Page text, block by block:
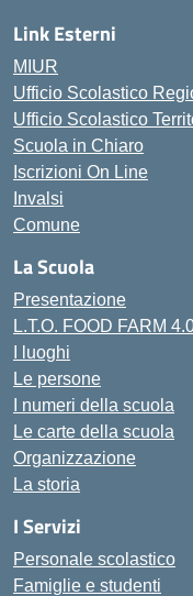
Link Esterni
MIUR
Ufficio Scolastico
Ufficio Scolastico
Scuola in Chiaro
Iscrizioni On Line
Invalsi
Comune
La Scuola
Presentazione
L.T.O. FOOD FARM
I luoghi
Le persone
I numeri della scuola
Le carte della scuola
Organizzazione
La storia
I Servizi
Personale scolastico
Famiglie e studenti